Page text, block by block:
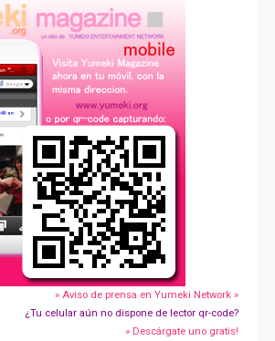
» Aviso de prensa en Yumeki Network »
¿Tu celular aún no dispone de lector qr-code?
» Descárgate uno gratis!